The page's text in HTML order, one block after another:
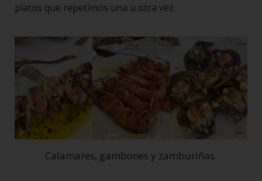
platos que repetimos una u otra vez.
Calamares, gambones y zamburiñas.